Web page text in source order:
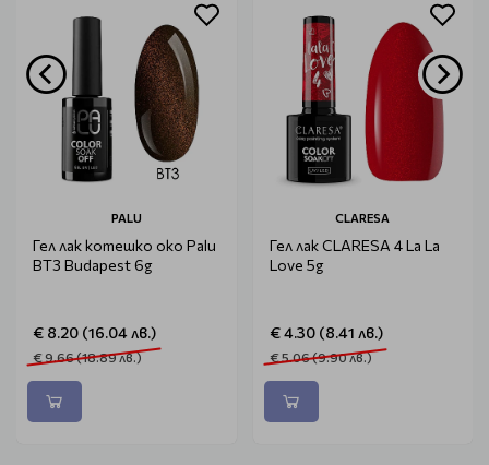
PALU
Гел лак котешко око Palu
BT3 Budapest 6g
€ 8.20 (16.04 лв.)
€ 9.66 (18.89 лв.)
CLARESA
Гел лак CLARESA 4 La La
Love 5g
€ 4.30 (8.41 лв.)
€ 5.06 (9.90 лв.)